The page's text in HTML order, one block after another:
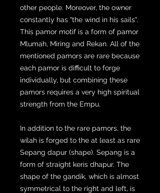
other people. Moreover, the owner
constantly has "the wind in his sails".
This pamor motif is a form of pamor
Mlumah, Miring and Rekan. All of the
mentioned pamors are rare because
each pamor is difficult to forge
individually, but combining these
pamors requires a very high spiritual
strength from the Empu.
In addition to the rare pamors, the
wilah is forged to the at least as rare
Sepang dapur (shape). Sepang is a
form of straight keris dhapur. The
shape of the gandik, which is almost
symmetrical to the right and left, is